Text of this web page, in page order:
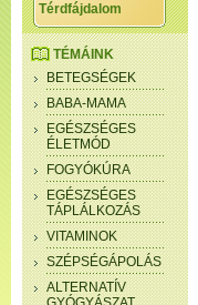
Térdfájdalom
TÉMÁINK
BETEGSÉGEK
BABA-MAMA
EGÉSZSÉGES
ÉLETMÓD
FOGYÓKÚRA
EGÉSZSÉGES
TÁPLÁLKOZÁS
VITAMINOK
SZÉPSÉGÁPOLÁS
ALTERNATÍV